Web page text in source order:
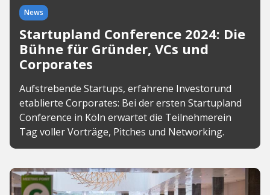
News
Startupland Conference 2024: Die
Bühne für Gründer, VCs und
Corporates
Aufstrebende Startups, erfahrene Investorund
etablierte Corporates: Bei der ersten Startupland
Conference in Köln erwartet die Teilnehmerein
Tag voller Vorträge, Pitches und Networking.